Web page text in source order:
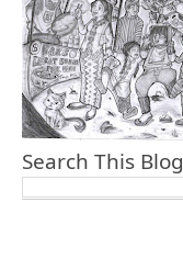
Search This Blog